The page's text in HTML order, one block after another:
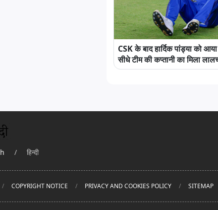
CSK के बाद हार्दिक पांड्या को
सीधे टीम की कप्तानी का मिला
/ हिन्दी
COPYRIGHT NOTICE PRIVACY AND COOKIES POLICY SITEMAP